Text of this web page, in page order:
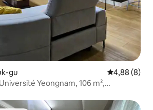
gu Évaluation
4,88 (8)
Yeongnam, 106 m²,